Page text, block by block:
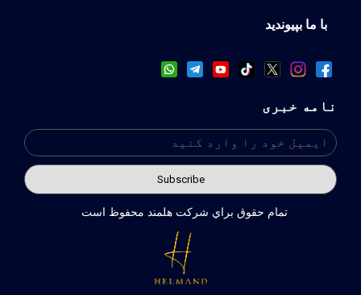
با ما بپیوندید
نامه خبری
تمام حقوق براي شركت هلمند محفوظ است